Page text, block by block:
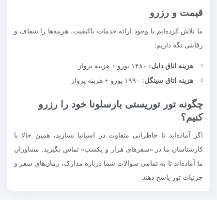
قیمت و رزرو
ما تلاش کرده‌ایم با وجود ارائه خدمات باکیفیت، هزینه‌ها را شفاف و
رقابتی نگه داریم:
هزینه اتاق دابل:
هزینه اتاق سینگل:
چگونه تور توریستی بارسلونا خود را رزرو
کنیم؟
اگر آماده‌اید تا خاطراتی متفاوت در اسپانیا بسازید، همین حالا با
کارشناسان ما در «سفرهای هزار و یکشب» تماس بگیرید. مشاوران
ما آماده‌اند تا به تمامی سوالات شما درباره مدارک، زمان‌های سفر و
جزئیات تور پاسخ دهند.